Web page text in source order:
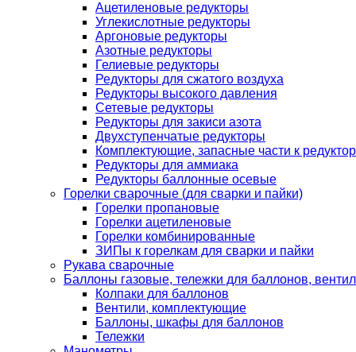
Ацетиленовые редукторы
Углекислотные редукторы
Аргоновые редукторы
Азотные редукторы
Гелиевые редукторы
Редукторы для сжатого воздуха
Редукторы высокого давления
Сетевые редукторы
Редукторы для закиси азота
Двухступенчатые редукторы
Комплектующие, запасные части к
Редукторы для аммиака
Редукторы баллонные осевые
Горелки сварочные (для сварки и пайки)
Горелки пропановые
Горелки ацетиленовые
Горелки комбинированные
ЗИПы к горелкам для сварки и пайки
Рукава сварочные
Баллоны газовые, тележки для баллонов,
Колпаки для баллонов
Вентили, комплектующие
Баллоны, шкафы для баллонов
Тележки